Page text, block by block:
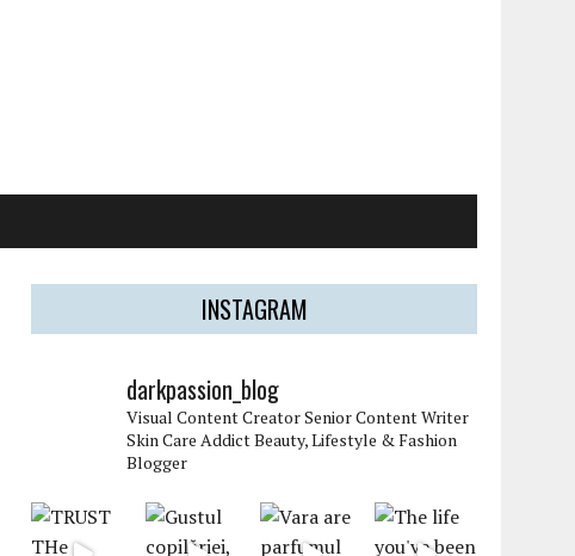
INSTAGRAM
darkpassion_blog
Visual Content CreatorSenior Content Writer
Skin Care AddictBeauty, Lifestyle & Fashion
Blogger